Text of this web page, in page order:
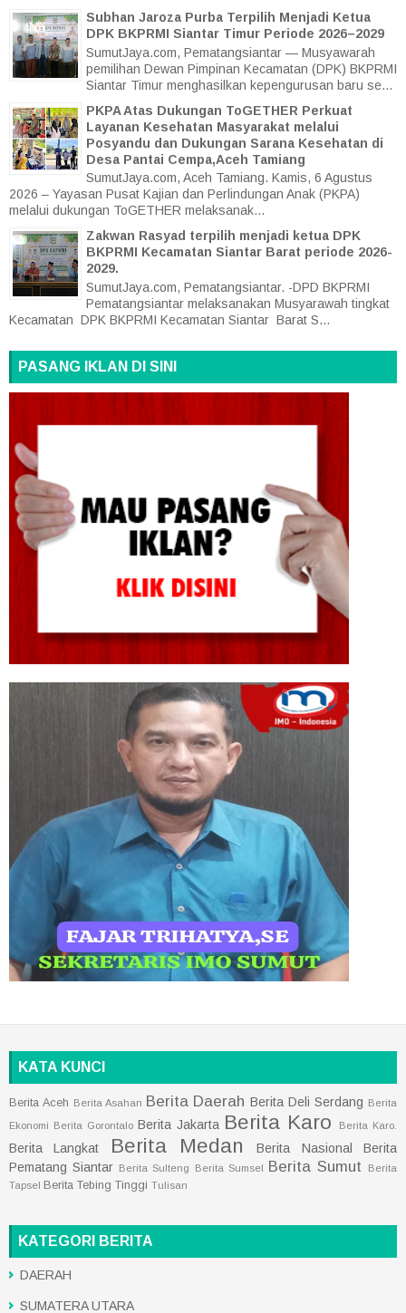
Subhan Jaroza Purba Terpilih Menjadi Ketua
DPK BKPRMI Siantar Timur Periode 2026–2029
SumutJaya.com, Pematangsiantar — Musyawarah
pemilihan Dewan Pimpinan Kecamatan (DPK) BKPRMI
Siantar Timur menghasilkan kepengurusan baru se...
PKPA Atas Dukungan ToGETHER Perkuat
Layanan Kesehatan Masyarakat melalui
Posyandu dan Dukungan Sarana Kesehatan di
Desa Pantai Cempa,Aceh Tamiang
SumutJaya.com, Aceh Tamiang. Kamis, 6 Agustus
2026 – Yayasan Pusat Kajian dan Perlindungan Anak (PKPA)
melalui dukungan ToGETHER melaksanak...
Zakwan Rasyad terpilih menjadi ketua DPK
BKPRMI Kecamatan Siantar Barat periode 2026-
2029.
SumutJaya.com, Pematangsiantar. -DPD BKPRMI
Pematangsiantar melaksanakan Musyarawah tingkat
Kecamatan DPK BKPRMI Kecamatan Siantar Barat S...
PASANG IKLAN DI SINI
KATA KUNCI
Berita Aceh Berita Asahan Berita Daerah Berita Deli Serdang Berita
Ekonomi Berita Gorontalo Berita Jakarta Berita Karo Berita Karo.
Berita Langkat Berita Medan Berita Nasional
Berita
Pematang Siantar
Berita Sulteng Berita Sumsel Berita Sumut
Berita
Tapsel
Berita Tebing Tinggi Tulisan
KATEGORI BERITA
DAERAH
SUMATERA UTARA